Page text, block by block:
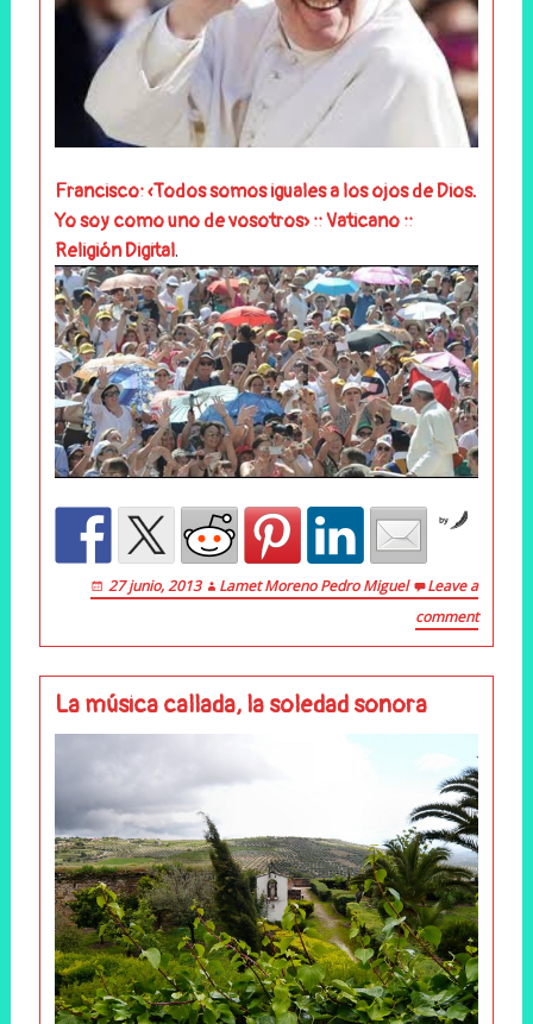
Francisco: «Todos somos iguales a los ojos de Dios.
Yo soy como unode vosotros» :: Vaticano ::
Religión Digital.
by
27 junio, 2013 Lamet Moreno Pedro Miguel
Leave a
comment
La música callada, la soledad sonora